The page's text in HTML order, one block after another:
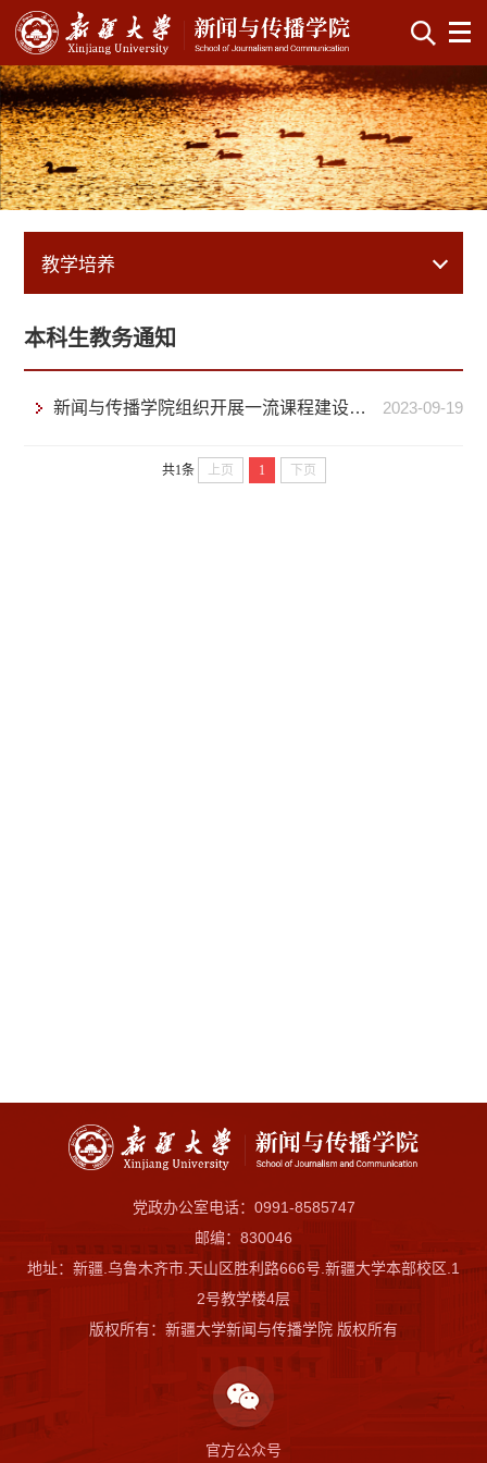
教学培养
本科生教务通知
新闻与传播学院组织开展一流课程建设经验交流会 2023-09-19
共1条 上页 1 下页
党政办公室电话：0991-8585747
邮编：830046
地址：新疆.乌鲁木齐市.天山区胜利路666号.新疆大学本部校区.1
2号教学楼4层
版权所有：新疆大学新闻与传播学院 版权所有
官方公众号